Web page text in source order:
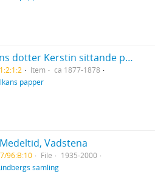
Sophie Elkans dotter Kerstin sittande på kudde med ett leksakslamm bredvid sig
Item
ca 1877-1878
papper
Vadstena
96:B:10 File
1935-2000
samling